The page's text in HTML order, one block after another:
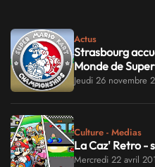
Actus
Strasbourg
Monde de
Jeudi 26 novembre
Culture - Medias
La Caz' Retro -
Mercredi 22 avril